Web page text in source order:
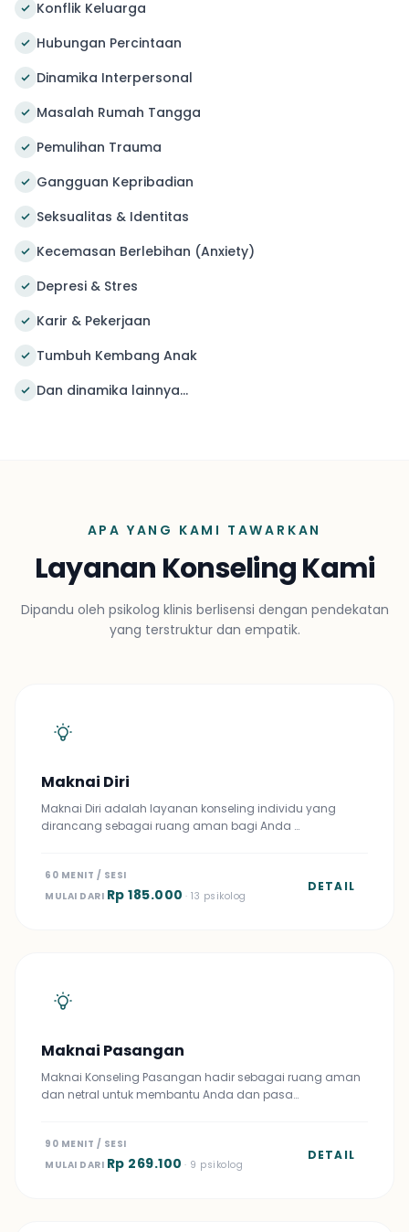
Konflik Keluarga
Hubungan Percintaan
Dinamika Interpersonal
Masalah Rumah Tangga
Pemulihan Trauma
Gangguan Kepribadian
Seksualitas & Identitas
Kecemasan Berlebihan (Anxiety)
Depresi & Stres
Karir & Pekerjaan
Tumbuh Kembang Anak
Dan dinamika lainnya...
APA YANG KAMI TAWARKAN
Layanan Konseling Kami
Dipandu oleh psikolog klinis berlisensi dengan pendekatan
yang terstruktur dan empatik.
Maknai Diri
Maknai Diri adalah layanan konseling individu yang
dirancang sebagai ruang aman bagi Anda …
60 MENIT / SESI
MULAI DARI Rp 185.000 · 13 psikolog
DETAIL
Maknai Pasangan
Maknai Konseling Pasangan hadir sebagai ruang aman
dan netral untuk membantu Anda dan pasa…
90 MENIT / SESI
MULAI DARI Rp 269.100 · 9 psikolog
DETAIL